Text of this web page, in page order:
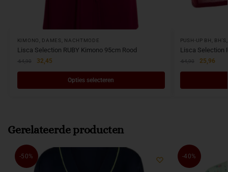
KIMONO DAMES NACHTMODE
Lisca Selection RUBY Kimono 95cm Rood
64,90 32,45
Opties selecteren
PUSH-UP BH BH'S
Lisca Selection
64,90 25,96
Gerelateerde producten
-50% -40%